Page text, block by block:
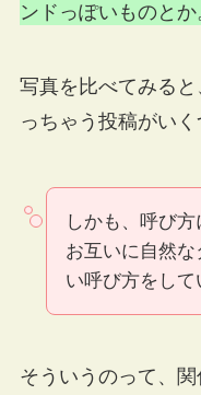
ンドっぽいものとか
写真を比べてみる
っちゃう投稿がいく
しかも、呼び方
お互いに自然
い呼び方をして
そういうのって、